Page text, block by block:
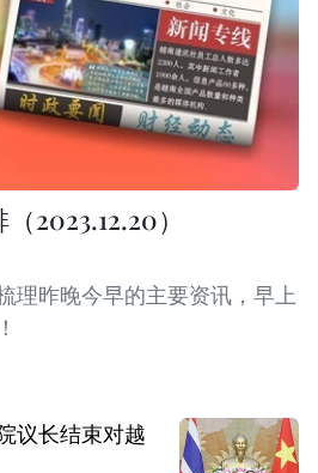
2023.12.20）
理昨晚今早的主要资讯，早上
议长结束对越